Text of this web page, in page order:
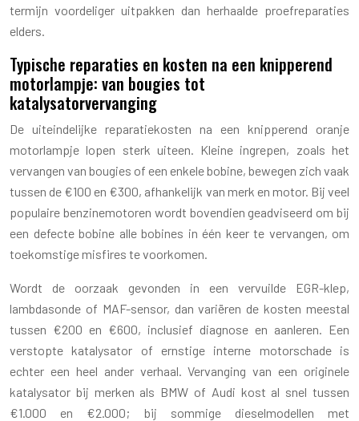
termijn voordeliger uitpakken dan herhaalde proefreparaties
elders.
Typische reparaties en kosten na een knipperend
motorlampje: van bougies tot
katalysatorvervanging
De uiteindelijke reparatiekosten na een knipperend oranje
motorlampje lopen sterk uiteen. Kleine ingrepen, zoals het
vervangen van bougies of een enkele bobine, bewegen zich vaak
tussen de €100 en €300, afhankelijk van merk en motor. Bij veel
populaire benzinemotoren wordt bovendien geadviseerd om bij
een defecte bobine alle bobines in één keer te vervangen, om
toekomstige misfires te voorkomen.
Wordt de oorzaak gevonden in een vervuilde EGR-klep,
lambdasonde of MAF-sensor, dan variëren de kosten meestal
tussen €200 en €600, inclusief diagnose en aanleren. Een
verstopte katalysator of ernstige interne motorschade is
echter een heel ander verhaal. Vervanging van een originele
katalysator bij merken als BMW of Audi kost al snel tussen
€1.000 en €2.000; bij sommige dieselmodellen met